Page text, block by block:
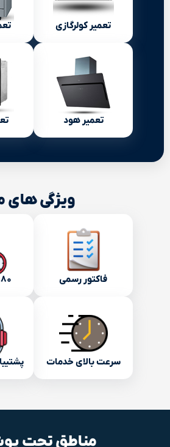
تعمیر کولرگازی
تعمیر هود
ویژگی های
فاکتور رسمی ۱۸۰ روز
سرعت بالای خدمات
مناطق تحت